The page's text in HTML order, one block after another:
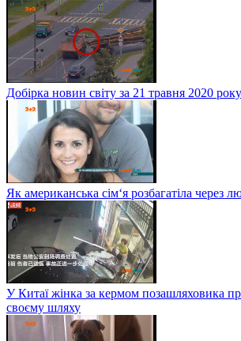
Добірка новин світу за 21 травня 2020 року
Як американська сім‘я розбагатіла через
У Китаї жінка за кермом позашляховика
своєму шляху